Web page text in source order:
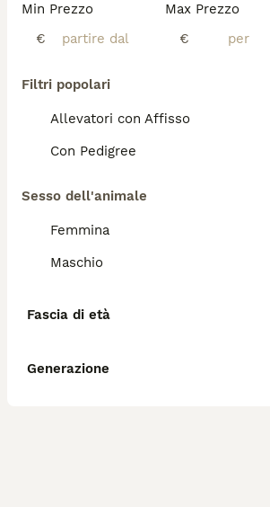
Min Prezzo
€
Max Prezzo
€
Filtri popolari
Allevatori con Affisso
Con Pedigree
Sesso dell'animale
Femmina
Maschio
Fascia di età
Generazione